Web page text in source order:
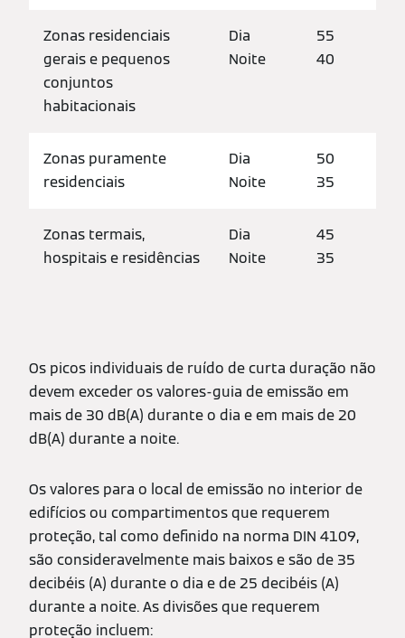
Zonas residenciais
gerais e pequenos
conjuntos
habitacionais
Dia
Noite
55
40
Zonas puramente
residenciais
Dia
Noite
50
35
Zonas termais,
hospitais e residências
Dia
Noite
45
35
Os picos individuais de ruído de curta duração não
devem exceder os valores-guia de emissão em
mais de 30 dB(A) durante o dia e em mais de 20
dB(A) durante a noite.
Os valores para o local de emissão no interior de
edifícios ou compartimentos que requerem
proteção, tal como definido na norma DIN 4109,
são consideravelmente mais baixos e são de 35
decibéis (A) durante o dia e de 25 decibéis (A)
durante a noite. As divisões que requerem
proteção incluem: